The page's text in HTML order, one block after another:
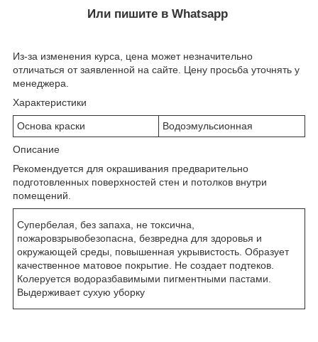
Или пишите в Whatsapp
Из-за изменения курса, цена может незначительно
отличаться от заявленной на сайте. Цену просьба уточнять у
менеджера.
Характеристики
Основа краски Водоэмульсионная
Описание
Рекомендуется для окрашивания предварительно
подготовленных поверхностей стен и потолков внутри
помещений.
Супербелая, без запаха, не токсична,
пожаровзрывобезопасна, безвредна для здоровья и
окружающей среды, повышенная укрывистость. Образует
качественное матовое покрытие. Не создает подтеков.
Колеруется водоразбавимыми пигментными пастами.
Выдерживает сухую уборку